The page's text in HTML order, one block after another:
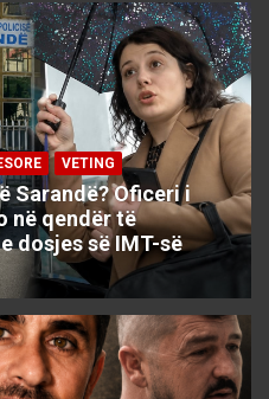
VETING
Sarandë? Oficeri i
në qendër të
dosjes së IMT-së